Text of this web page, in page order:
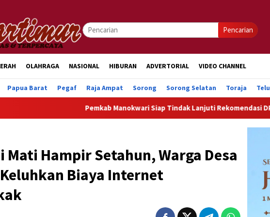
Pencarian
OLAHRAGA NASIONAL HIBURAN ADVERTORIAL VIDEO CHANNEL
Papua Barat Pegaf Raja Ampat Sorong Sorong Selatan Toraja
Pemkab Manokwari Siap Tindak Lanjuti Rekomendasi DPRK Demi
Mati Hampir Setahun, Warga Desa
Biaya Internet